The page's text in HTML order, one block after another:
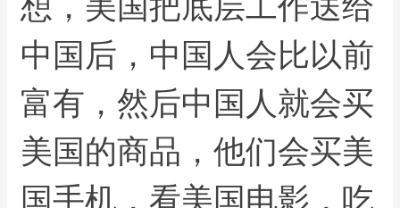
中国后，中国人会比以前
富有，然后中国人就会买
美国的商品，他们会买美
国手机，看美国电影，吃